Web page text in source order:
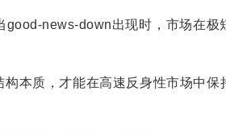
news-down出现时，市场在极
本质，才能在高速反身性市场中保